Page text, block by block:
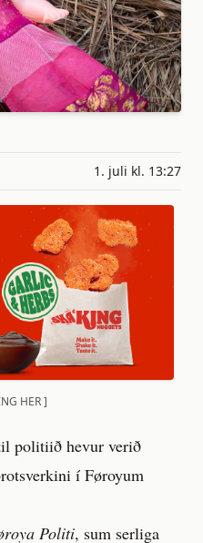
1. juli kl. 13:27
HER ]
politiið hevur verið
í Føroyum
Politi, sum serliga